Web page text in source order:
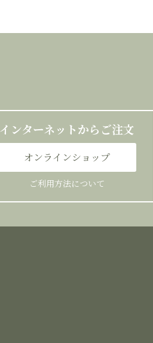
インターネットからご注文
オンラインショップ
ご利用方法について